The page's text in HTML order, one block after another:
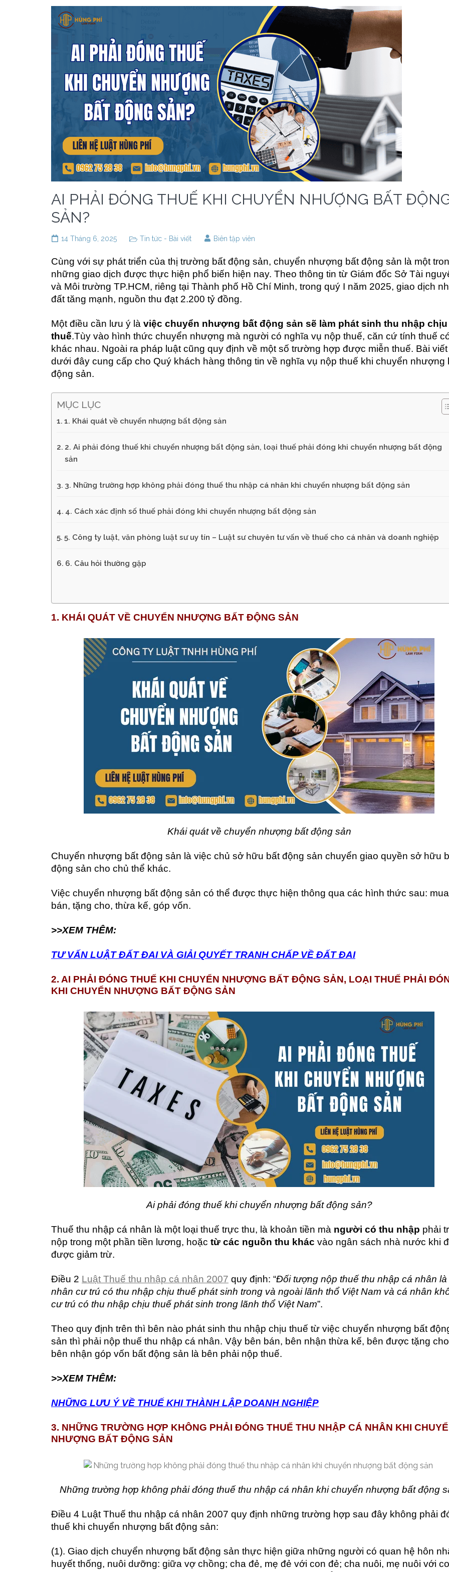
AI PHẢI ĐÓNG THUẾ KHI CHUYỂN NHƯỢNG BẤT
SẢN?
14 Tháng 6, 2025 Tin tức - Bài viết Biên tập viên
Cùng với sự phát triển của thị trường bất động sản, chuyển nhượng bất động sản là một
những giao dịch được thực hiện phổ biến hiện nay. Theo thông tin từ Giám đốc Sở Tài
và Môi trường TP.HCM, riêng tại Thành phố Hồ Chí Minh, trong quý I năm 2025, giao dịch
đất tăng mạnh, nguồn thu đạt 2.200 tỷ đồng.
Một điều cần lưu ý là việc chuyển nhượng bất động sản sẽ làm phát sinh thu nhập chịu
thuế.Tùy vào hình thức chuyển nhượng mà người có nghĩa vụ nộp thuế, căn cứ tính thuế
khác nhau. Ngoài ra pháp luật cũng quy định về một số trường hợp được miễn thuế. Bài viết
dưới đây cung cấp cho Quý khách hàng thông tin về nghĩa vụ nộp thuế khi chuyển nhượng
động sản.
MỤC LỤC
1. Khái quát về chuyển nhượng bất động sản
2. Ai phải đóng thuế khi chuyển nhượng bất động sản, loại thuế phải đóng khi chuyển nhượng bất động
sản
3. Những trường hợp không phải đóng thuế thu nhập cá nhân khi chuyển nhượng bất động sản
4. Cách xác định số thuế phải đóng khi chuyển nhượng bất động sản
5. Công ty luật, văn phòng luật sư uy tín – Luật sư chuyên tư vấn về thuế cho cá nhân và doanh nghiệp
6. Câu hỏi thường gặp
1. KHÁI QUÁT VỀ CHUYỂN NHƯỢNG BẤT ĐỘNG SẢN
Khái quát về chuyển nhượng bất động sản
Chuyển nhượng bất động sản là việc chủ sở hữu bất động sản chuyển giao quyền sở hữu
động sản cho chủ thể khác.
Việc chuyển nhượng bất động sản có thể được thực hiện thông qua các hình thức sau: mua
bán, tặng cho, thừa kế, góp vốn.
>>XEM THÊM:
TƯ VẤN LUẬT ĐẤT ĐAI VÀ GIẢI QUYẾT TRANH CHẤP VỀ ĐẤT ĐAI
2. AI PHẢI ĐÓNG THUẾ KHI CHUYỂN NHƯỢNG BẤT ĐỘNG SẢN, LOẠI THUẾ PHẢI
KHI CHUYỂN NHƯỢNG BẤT ĐỘNG SẢN
Ai phải đóng thuế khi chuyển nhượng bất động sản?
Thuế thu nhập cá nhân là một loại thuế trực thu, là khoản tiền mà người có thu nhập phải
nộp trong một phần tiền lương, hoặc từ các nguồn thu khác vào ngân sách nhà nước khi
được giảm trừ.
Điều 2 Luật Thuế thu nhập cá nhân 2007 quy định: “Đối tượng nộp thuế thu nhập cá nhân là
nhân cư trú có thu nhập chịu thuế phát sinh trong và ngoài lãnh thổ Việt Nam và cá nhân
cư trú có thu nhập chịu thuế phát sinh trong lãnh thổ Việt Nam”.
Theo quy định trên thì bên nào phát sinh thu nhập chịu thuế từ việc chuyển nhượng bất
sản thì phải nộp thuế thu nhập cá nhân. Vậy bên bán, bên nhận thừa kế, bên được tặng
bên nhận góp vốn bất động sản là bên phải nộp thuế.
>>XEM THÊM:
NHỮNG LƯU Ý VỀ THUẾ KHI THÀNH LẬP DOANH NGHIỆP
3. NHỮNG TRƯỜNG HỢP KHÔNG PHẢI ĐÓNG THUẾ THU NHẬP CÁ NHÂN KHI
NHƯỢNG BẤT ĐỘNG SẢN
Những trường hợp không phải đóng thuế thu nhập cá nhân khi chuyển nhượng bất động
Điều 4 Luật Thuế thu nhập cá nhân 2007 quy định những trường hợp sau đây không phải
thuế khi chuyển nhượng bất động sản:
(1). Giao dịch chuyển nhượng bất động sản thực hiện giữa những người có quan hệ hôn
huyết thống, nuôi dưỡng: giữa vợ chồng; cha đẻ, mẹ đẻ với con đẻ; cha nuôi, mẹ nuôi với